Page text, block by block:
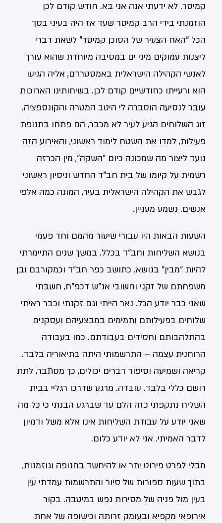
קמיסר. לא ידעתי אנה אני בא. חודש קודם לכן
הוזמנתי בידי הרב קמיסר שעד אז היה בעיני בסך
הכל "האח הצעיר של הסוכן קמיסר" לשאת דברי
ליצנות עמוקים מיני ים במסיבה מיוחדת שהוא עורך
לאנשי הקהילה הישראלית באמסטרדם, אליה הגיעו
הוא ורעייתו כחודשיים קודם לכן. בשיחותינו הארוכות
עובר לנסיעה הוסברה לי היטב המטרה והקונספציה.
זוג השלוחים הגיע לעיר לא מכבר, הם פתחו בתנופת
פעילות, למדו את השטח לימוד ראשוני, והאירוע הזה
נועד ליצור מה שמכונה כיום "השקה", מין הכרזה
רשמית על קיומו של בית חב"ד החדש וניסיון ראשוני
לגבש את הקהילה הישראלית בעיר, המונה כמה אלפי
אנשים. נשמע מעניין.
השעות הבאות היו עבורי שיעור מהמם וחד פעמי
בנושא השליחות וחב"ד בכלל. במשך שנים התיימרתי
להיות "מבין" בנושא. כתושב כפר חב"ד וכמקורבם ובן
משפחתם של זקני וחשובי אנ"ש דכפ"ח, חשבתי
שאני כבר יודע הכל. נאר הייתי וגם זקנתי וכבר ראיתי
שלוחים בפעילותם ותמימים במבצעיהם ועסקנים
בהתלהבותם וחסידים בעבודתם. כמו בעבודה
הרוחנית עצמה – התרשמותי היתה בתיאוריה בלבד.
קריאה ושמיעה וסיפור דברים יכולים, כך מסתבר, לתת
רושם כללי בלבד. עובדה. מרגע שדרכו רגליי בבית
השליח נתקפתי כזה הלם עד שברגע הבנתי כי כל מה
שאני יודע על עבודת השליחות אינו אלא משל ודמיון
לדבר האמיתי. אני לא יודע כלום.
מבלי לפרט פירוט יתר או להיחשד בחנופה וגוזמנות,
בתוך שעות ספורות של סיור והתרשמות עמדתי עין
בעין מול פניה של מסירות נפש במיטבה. בקור
אירופאי מקפיא ובעומק זרותה וכישופה של אחת